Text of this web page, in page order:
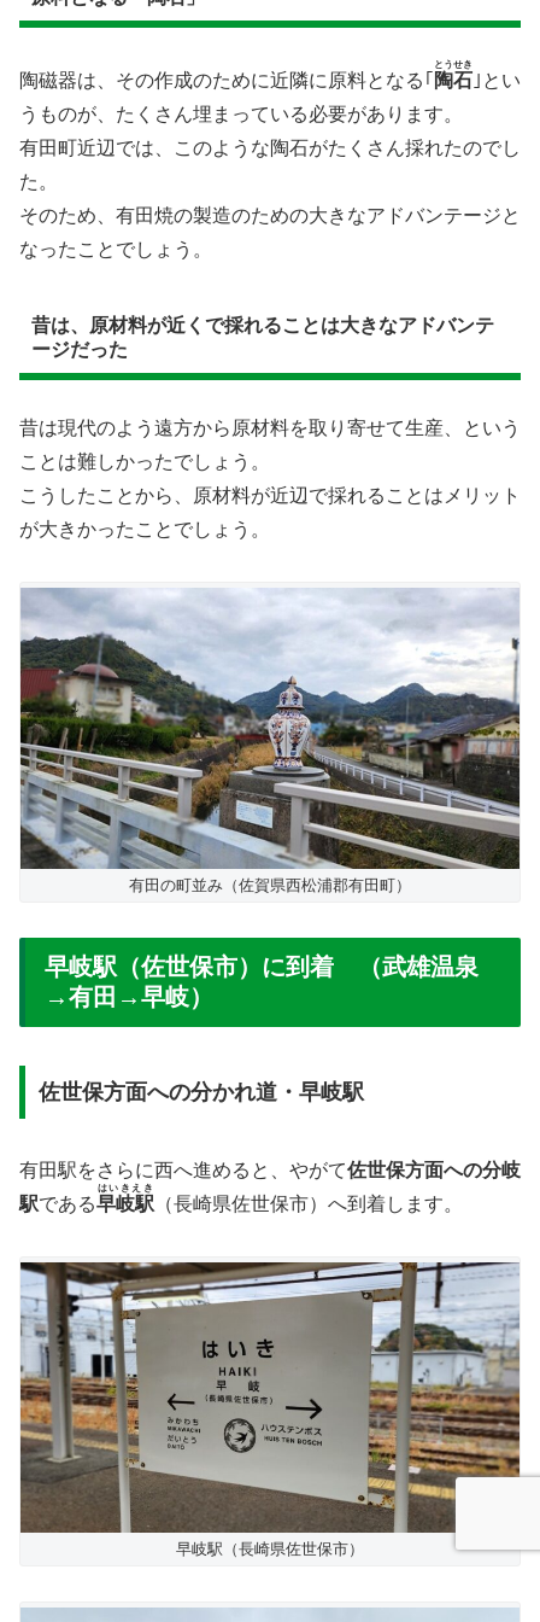
陶磁器は、その作成のために近隣に原料となる｢ 陶石
とうせき
｣とい
うものが、たくさん埋まっている必要があります。
有田町近辺では、このような陶石がたくさん採れたのでし
た。
そのため、有田焼の製造のための大きなアドバンテージと
なったことでしょう。
昔は、原材料が近くで採れることは大きなアドバンテ
ージだった
昔は現代のよう遠方から原材料を取り寄せて生産、という
ことは難しかったでしょう。
こうしたことから、原材料が近辺で採れることはメリット
が大きかったことでしょう。
有田の町並み（佐賀県西松浦郡有田町）
早岐駅（佐世保市）に到着 （武雄温泉
→有田→早岐）
佐世保方面への分かれ道・早岐駅
有田駅をさらに西へ進めると、やがて佐世保方面への分岐
駅である早岐駅
はいきえき
（長崎県佐世保市）へ到着します。
早岐駅（長崎県佐世保市）